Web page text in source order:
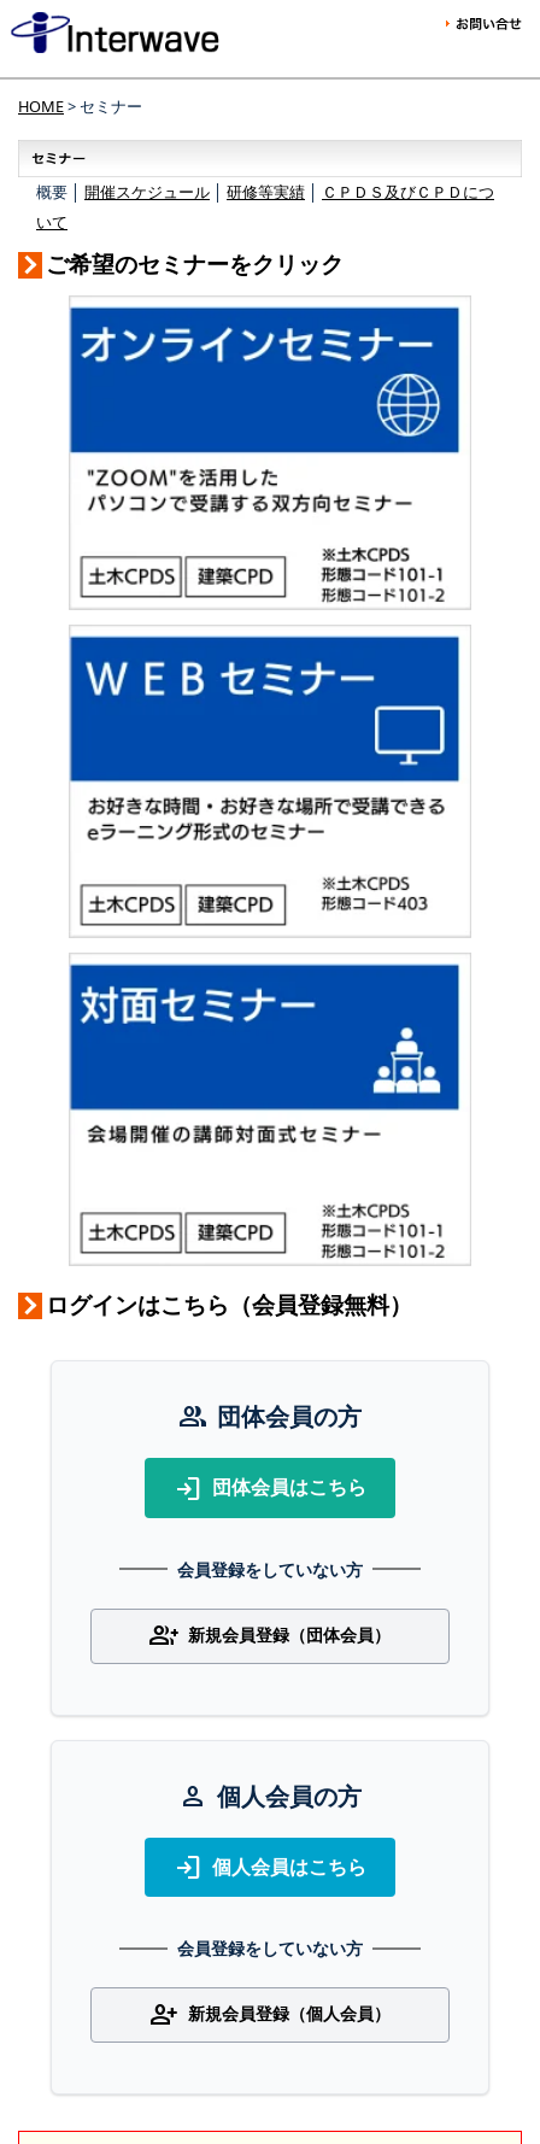
HOME> セミナー
概要 │ 開催スケジュール 研修等実績
ＣＰＤＳ及びＣＰＤにつ
いて
ご希望のセミナーをクリック
ログインはこちら（会員登録無料）
group 団体会員の方
login 団体会員はこちら
会員登録をしていない方
group_add 新規会員登録（団体会員）
person 個人会員の方
login 個人会員はこちら
会員登録をしていない方
person_add 新規会員登録（個人会員）